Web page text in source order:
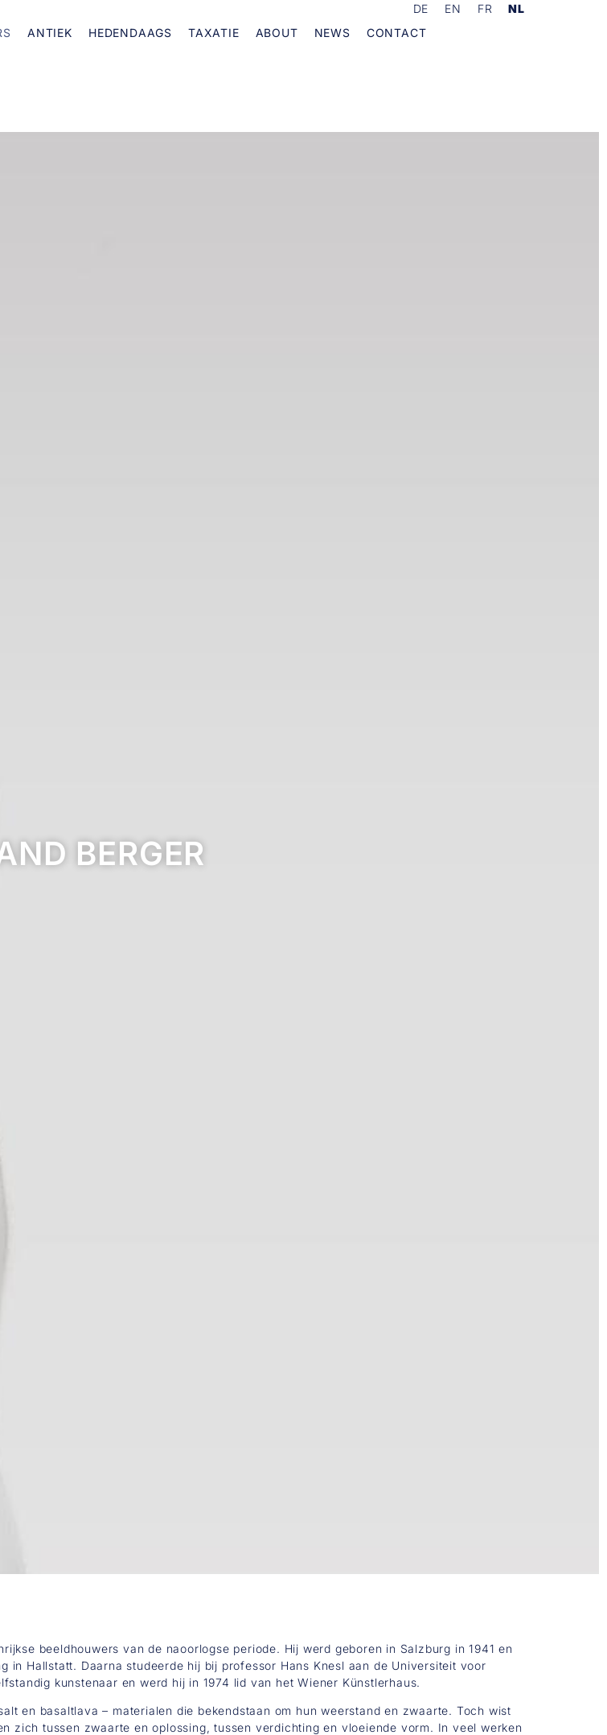
DE EN FR
NL
ANTIEK HEDENDAAGS TAXATIE ABOUT NEWS CONTACT
BERGER
beeldhouwers van de naoorlogse periode. Hij werd geboren in Salzburg in 1941 en
Hallstatt. Daarna studeerde hij bij professor Hans Knesl aan de Universiteit voor
kunstenaar en werd hij in 1974 lid van het Wiener Künstlerhaus.
en basaltlava – materialen die bekendstaan om hun weerstand en zwaarte. Toch wist
zich tussen zwaarte en oplossing, tussen verdichting en vloeiende vorm. In veel werken